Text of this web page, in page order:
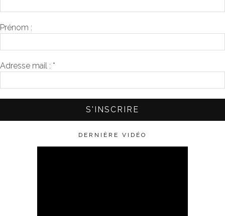
Prénom :
Adresse mail : *
DERNIÈRE VIDÉO